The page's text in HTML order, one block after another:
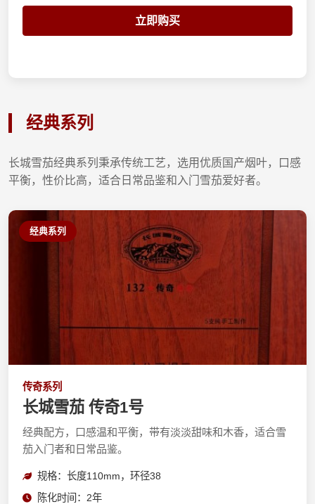
立即购买
经典系列
长城雪茄经典系列秉承传统工艺，选用优质国产烟叶，口感
平衡，性价比高，适合日常品鉴和入门雪茄爱好者。
经典系列
传奇系列
长城雪茄 传奇1号
经典配方，口感温和平衡，带有淡淡甜味和木香，适合雪
茄入门者和日常品鉴。
规格：长度110mm，环径38
陈化时间：2年